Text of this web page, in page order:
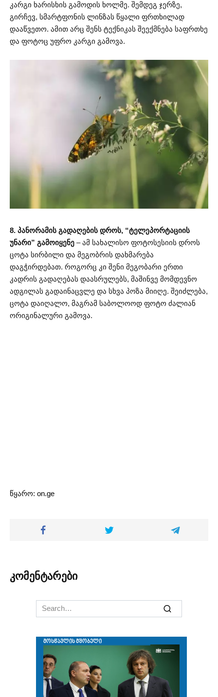
კარგი ხარისხის გამოდის ხოლმე. შემდეგ ჯერზე,
გირჩევ, სმარტფონის ლინზას წყალი ფრთხილად
დააწვეთო. ამით არც შენს ტექნიკას შეექმნება საფრთხე
და ფოტოც უფრო კარგი გამოვა.
8. პანორამის გადაღების დროს, “ტელეპორტაციის
უნარი” გამოიყენე – ამ სახალისო ფოტოსესიის დროს
ცოტა სირბილი და მეგობრის დახმარება
დაგჭირდებათ. როგორც კი შენი მეგობარი ერთი
კადრის გადაღებას დაასრულებს, მაშინვე მომდევნო
ადგილას გადაინაცვლე და სხვა პოზა მიიღე. შეიძლება,
ცოტა დაიღალო, მაგრამ საბოლოოდ ფოტო ძალიან
ორიგინალური გამოვა.
წყარო: on.ge
კომენტარები
Search
for: